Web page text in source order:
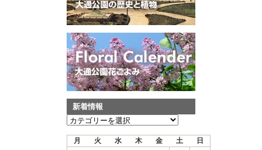
新着情報
新
月 火 水 木 金 土 日